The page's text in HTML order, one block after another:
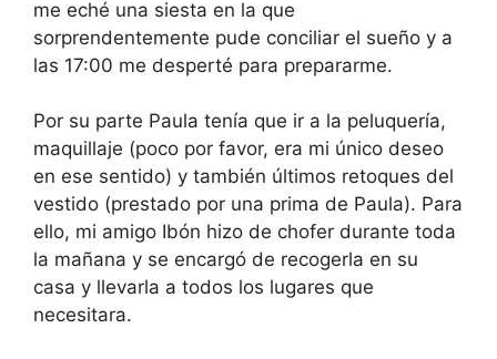
me eché una siesta en la que
sorprendentemente pude conciliar el sueño y a
las 17:00 me desperté para prepararme.
Por su parte Paula tenía que ir a la peluquería,
maquillaje (poco por favor, era mi único deseo
en ese sentido) y también últimos retoques del
vestido (prestado por una prima de Paula). Para
ello, mi amigo Ibón hizo de chofer durante toda
la mañana y se encargó de recogerla en su
casa y llevarla a todos los lugares que
necesitara.